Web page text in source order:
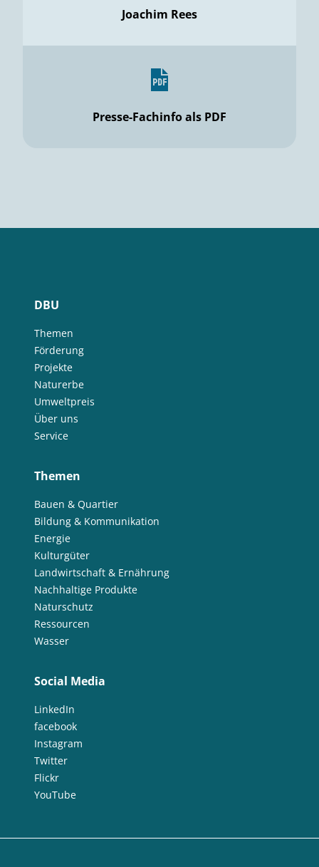
Joachim Rees
Presse-Fachinfo als PDF
DBU
Themen
Förderung
Projekte
Naturerbe
Umweltpreis
Über uns
Service
Themen
Bauen & Quartier
Bildung & Kommunikation
Energie
Kulturgüter
Landwirtschaft & Ernährung
Nachhaltige Produkte
Naturschutz
Ressourcen
Wasser
Social Media
LinkedIn
facebook
Instagram
Twitter
Flickr
YouTube